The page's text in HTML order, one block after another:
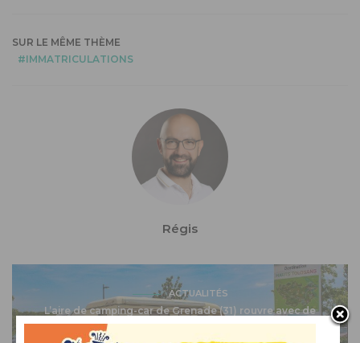
SUR LE MÊME THÈME
IMMATRICULATIONS
Régis
ACTUALITÉS
L’aire de camping-car de Grenade (31) rouvre avec de
nouveaux services